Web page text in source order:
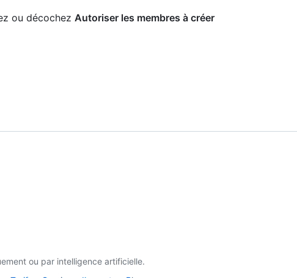
ou décochez Autoriser les membres à créer
ou par intelligence artificielle.